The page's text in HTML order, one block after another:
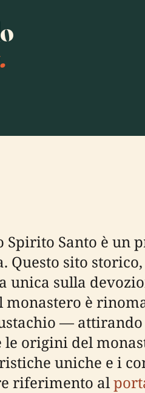
Santo è un
sito
sulla
è
—
le origini del
uniche e i
riferimento al